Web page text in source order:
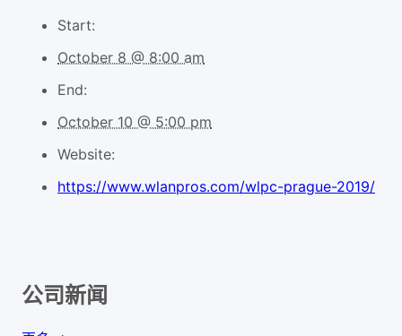
Start:
October 8 @ 8:00 am
End:
October 10 @ 5:00 pm
Website:
https://www.wlanpros.com/wlpc-prague-2019/
公司新闻